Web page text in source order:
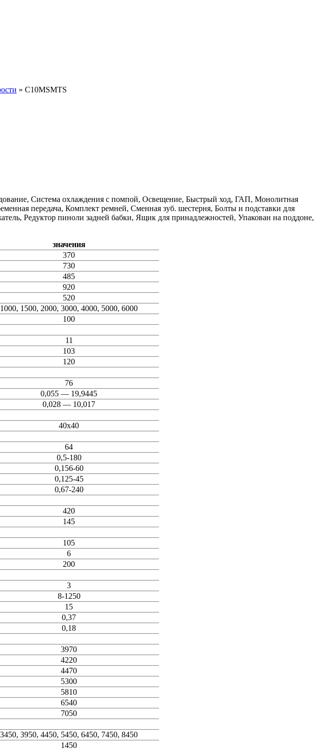
» C10MSMTS
Система охлаждения с помпой, Освещение, Быстрый ход, ГАП, Монолитная
передача, Комплект ремней, Сменная зуб. шестерня, Болты и подставки для
Редуктор пиноли задней бабки, Ящик для принадлежностей, Упакован на поддоне,
значения
370
730
485
920
520
1000, 1500, 2000, 3000, 4000, 5000, 6000
100
11
103
120
76
0,055 — 19,9445
0,028 — 10,017
40х40
64
0,5-180
0,156-60
0,125-45
0,67-240
420
145
105
6
200
3
8-1250
15
0,37
0,18
3970
4220
4470
5300
5810
6540
7050
3450, 3950, 4450, 5450, 6450, 7450, 8450
1450